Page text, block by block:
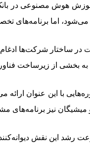
هوش مصنوعی در بانک
می‌شود، اما برنامه‌های
به بخشی از زیرساخت
نیز برنامه‌های
رشد این نقش